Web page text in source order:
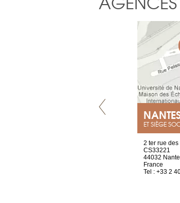
ET SIÈGE
2 ter rue des
CS33221
44032
France
Tel : +33 2